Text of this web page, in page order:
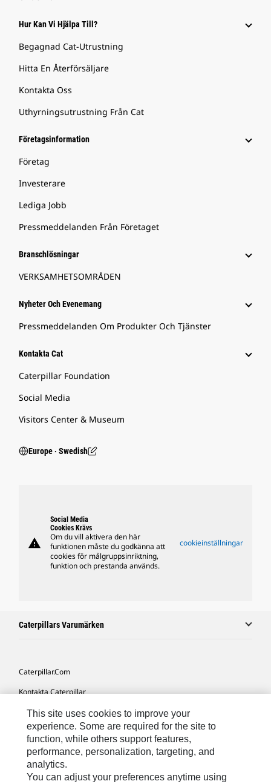
Hur Kan Vi Hjälpa Till?
Begagnad Cat-Utrustning
Hitta En Återförsäljare
Kontakta Oss
Uthyrningsutrustning Från Cat
Företagsinformation
Företag
Investerare
Lediga Jobb
Pressmeddelanden Från Företaget
Branschlösningar
VERKSAMHETSOMRÅDEN
Nyheter Och Evenemang
Pressmeddelanden Om Produkter Och Tjänster
Kontakta Cat
Caterpillar Foundation
Social Media
Visitors Center & Museum
Europe ‧ Swedish
warning
Social Media
Cookies Krävs
Om du vill aktivera den här
funktionen måste du godkänna att
cookies för målgruppsinriktning,
funktion och prestanda används.
cookieinställningar
Caterpillars Varumärken
Caterpillar.com
Kontakta Caterpillar
Mina Marknadsföringspreferenser
Platskarta
Cookie Settings
Juridiskt
This site uses cookies to improve your
experience. Some are required for the site to
function, while others support features,
performance, personalization, targeting, and
analytics.
You can adjust your preferences anytime using